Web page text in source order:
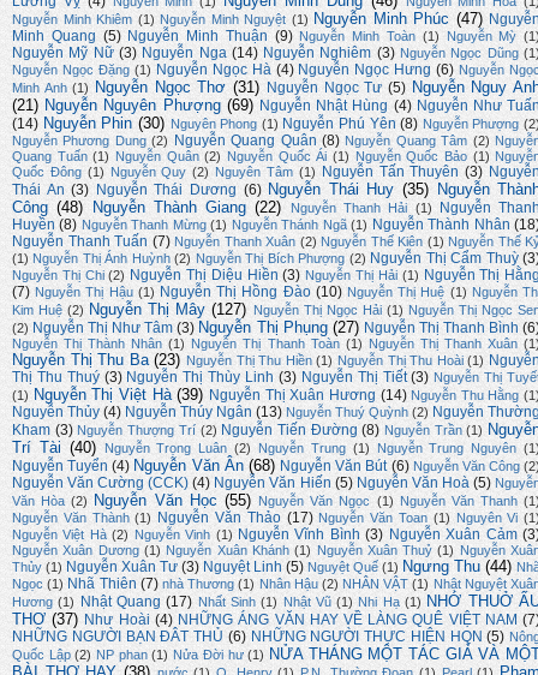
Nguyễn Minh Khiêm (1) Nguyễn Minh Nguyệt (1) Nguyễn Minh Phúc (47)
Minh Quang (5) Nguyễn Minh Thuận (9) Nguyễn Minh Toàn (1) Nguyễn Mỳ
Nguyễn Mỹ Nữ (3) Nguyễn Nga (14) Nguyễn Nghiêm (3) Nguyễn Ngọc Dũng
Nguyễn Ngọc Đặng (1) Nguyễn Ngọc Hà (4) Nguyễn Ngọc Hưng (6) Nguyễn
Minh Anh (1) Nguyễn Ngọc Thơ (31) Nguyễn Ngọc Tư (5) Nguyễn Nguy
(21) Nguyễn Nguyên Phượng (69) Nguyễn Nhật Hùng (4) Nguyễn Như
(14) Nguyễn Phin (30) Nguyên Phong (1) Nguyễn Phú Yên (8) Nguyễn Phượng
Nguyễn Phương Dung (2) Nguyễn Quang Quân (8) Nguyễn Quang Tâm (2)
Quang Tuấn (1) Nguyễn Quân (2) Nguyễn Quốc Ái (1) Nguyễn Quốc Bảo (1)
Quốc Đông (1) Nguyễn Quy (2) Nguyên Tâm (1) Nguyễn Tấn Thuyên (3)
Thái An (3) Nguyễn Thái Dương (6) Nguyễn Thái Huy (35)
Nguyễn
Công (48) Nguyễn Thành Giang (22) Nguyễn Thanh Hải (1)
Nguyễn
Huyền (8) Nguyễn Thanh Mừng (1) Nguyễn Thánh Ngã (1) Nguyễn Thành Nhân
Nguyễn Thanh Tuấn (7) Nguyễn Thanh Xuân (2) Nguyễn Thế Kiên (1) Nguyễn Thế
(1) Nguyễn Thị Ánh Huỳnh (2) Nguyễn Thị Bích Phượng (2) Nguyễn Thị Cẩm Thuỳ
Nguyễn Thị Chi (2) Nguyễn Thị Diệu Hiền (3) Nguyễn Thị Hải (1) Nguyễn Thị
(7) Nguyễn Thị Hậu (1) Nguyễn Thị Hồng Đào (10) Nguyễn Thị Huệ (1) Nguyễn
Kim Huệ (2) Nguyễn Thị Mây (127) Nguyễn Thị Ngọc Hải (1) Nguyễn Thị Ngọc
(2) Nguyễn Thị Như Tâm (3) Nguyễn Thị Phụng (27) Nguyễn Thị Thanh Bình
Nguyễn Thị Thành Nhân (1) Nguyễn Thị Thanh Toàn (1) Nguyễn Thị Thanh Xuân
Nguyễn Thị Thu Ba (23) Nguyễn Thị Thu Hiền (1) Nguyễn Thị Thu Hoài (1)
Thị Thu Thuý (3) Nguyễn Thị Thùy Linh (3) Nguyễn Thị Tiết (3) Nguyễn Thị
(1) Nguyễn Thị Việt Hà (39) Nguyễn Thị Xuân Hương (14) Nguyễn Thu Hằng
Nguyễn Thủy (4) Nguyễn Thúy Ngân (13) Nguyễn Thuý Quỳnh (2) Nguyễn
Kham (3) Nguyễn Thượng Trí (2) Nguyễn Tiến Đường (8) Nguyễn Trần (1)
Trí Tài (40) Nguyễn Trọng Luân (2) Nguyễn Trung (1) Nguyễn Trung Nguyên
Nguyễn Tuyển (4) Nguyễn Văn Ân (68) Nguyễn Văn Bút (6) Nguyễn Văn Công
Nguyễn Văn Cường (CCK) (4) Nguyễn Văn Hiến (5) Nguyễn Văn Hoà (5)
Văn Hòa (2) Nguyễn Văn Học (55) Nguyễn Văn Ngọc (1) Nguyễn Văn Thanh
Nguyễn Văn Thành (1) Nguyễn Văn Thảo (17) Nguyễn Văn Toan (1) Nguyên Vi
Nguyễn Việt Hà (2) Nguyễn Vinh (1) Nguyễn Vĩnh Bình (3) Nguyễn Xuân Cảm
Nguyễn Xuân Dương (1) Nguyễn Xuân Khánh (1) Nguyễn Xuân Thuỷ (1) Nguyễn
Thủy (1) Nguyễn Xuân Tư (3) Nguyệt Linh (5) Nguyệt Quế (1) Ngưng Thu (44)
Ngọc (1) Nhã Thiên (7) nhà Thương (1) Nhân Hậu (2) NHÂN VẬT (1) Nhật Nguyệt
Hương (1) Nhật Quang (17) Nhất Sinh (1) Nhật Vũ (1) Nhi Hạ (1) NHỚ THUỞ
THƠ (37) Như Hoài (4) NHỮNG ÁNG VĂN HAY VỀ LÀNG QUÊ VIỆT NAM
NHỮNG NGƯỜI BẠN ĐÂT THỦ (6) NHỮNG NGƯỜI THỰC HIỆN HQN (5)
Quốc Lập (2) NP phan (1) Nửa Đời hư (1) NỬA THÁNG MỘT TÁC GIẢ VÀ